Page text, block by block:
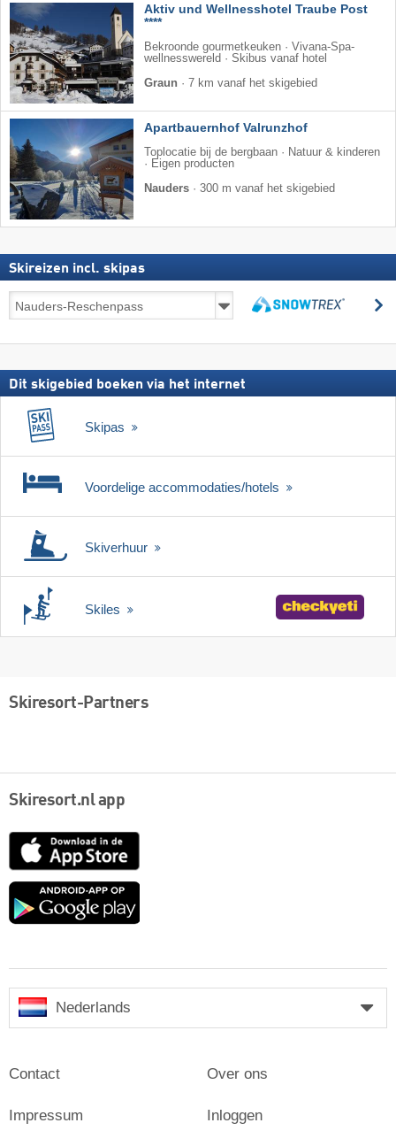
Aktiv und Wellnesshotel Traube Post
****
Bekroonde gourmetkeuken · Vivana-Spa-
wellnesswereld · Skibus vanaf hotel
Graun · 7 km vanaf het skigebied
Apartbauernhof Valrunzhof
Toplocatie bij de bergbaan · Natuur & kinderen
· Eigen producten
Nauders · 300 m vanaf het skigebied
Skireizen incl. skipas
incl.
Dit skigebied boeken via het internet
Skipas
Voordelige accommodaties/hotels
Skiverhuur
Skiles
Skiresort-Partners
Skiresort.nl app
App
Google
Nederlands
Contact
Impressum
Over ons
Inloggen